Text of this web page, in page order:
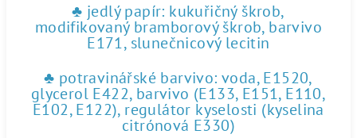
♣ jedlý papír: kukuřičný škrob,
modifikovaný bramborový škrob, barvivo
E171, slunečnicový lecitin
♣ potravinářské barvivo: voda, E1520,
glycerol E422, barvivo (E133, E151, E110,
E102, E122), regulátor kyselosti (kyselina
citrónová E330)